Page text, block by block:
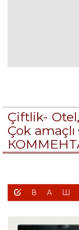
Çiftlik-
Çok